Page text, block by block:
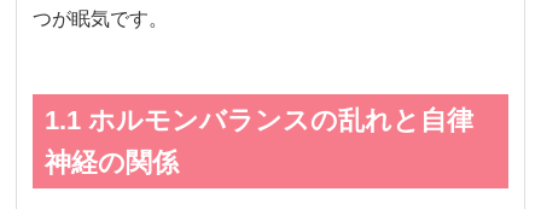
つが眠気です。
1.1 ホルモンバランスの乱れと自律
神経の関係